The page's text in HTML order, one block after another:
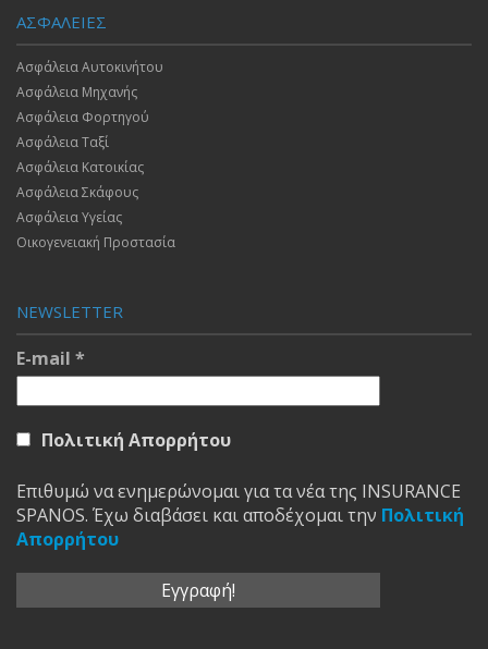
ΑΣΦΑΛΕΙΕΣ
Ασφάλεια Αυτοκινήτου
Ασφάλεια Μηχανής
Ασφάλεια Φορτηγού
Ασφάλεια Ταξί
Ασφάλεια Κατοικίας
Ασφάλεια Σκάφους
Ασφάλεια Υγείας
Οικογενειακή Προστασία
NEWSLETTER
E-mail *
Πολιτική Απορρήτου
Επιθυμώ να ενημερώνομαι για τα νέα της INSURANCE
SPANOS. Έχω διαβάσει και αποδέχομαι την Πολιτική
Απορρήτου